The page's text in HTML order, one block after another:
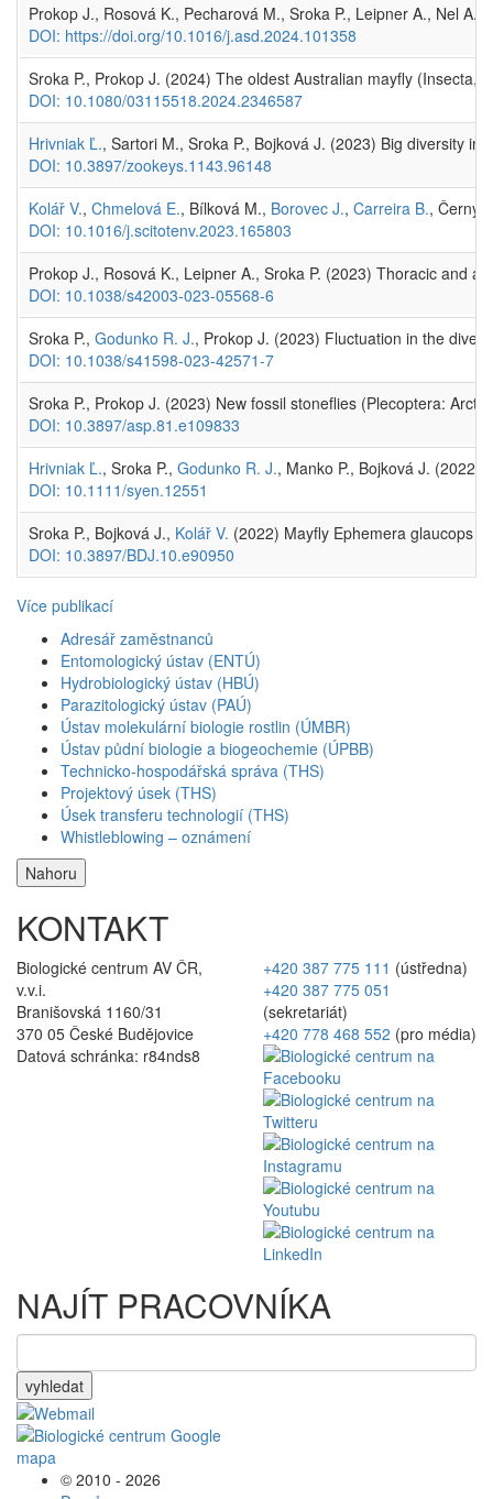
Prokop J., Rosová K., Pecharová M., Sroka P., Leipner A., Nel
DOI: https://doi.org/10.1016/j.asd.2024.101358
Sroka P., Prokop J. (2024) The oldest Australian mayfly
DOI: 10.1080/03115518.2024.2346587
Hrivniak Ľ., Sartori M., Sroka P., Bojková J. (2023) Big diversity
DOI: 10.3897/zookeys.1143.96148
Kolář V., Chmelová E., Bílková M., Borovec J., Carreira B., Černý
DOI: 10.1016/j.scitotenv.2023.165803
Prokop J., Rosová K., Leipner A., Sroka P. (2023) Thoracic and
DOI: 10.1038/s42003-023-05568-6
Sroka P., Godunko R. J., Prokop J. (2023) Fluctuation in the
DOI: 10.1038/s41598-023-42571-7
Sroka P., Prokop J. (2023) New fossil stoneflies (Plecoptera:
DOI: 10.3897/asp.81.e109833
Hrivniak Ľ., Sroka P., Godunko R. J., Manko P., Bojková J.
DOI: 10.1111/syen.12551
Sroka P., Bojková J., Kolář V. (2022) Mayfly Ephemera glaucops
DOI: 10.3897/BDJ.10.e90950
Více publikací
Adresář zaměstnanců
Entomologický ústav (ENTÚ)
Hydrobiologický ústav (HBÚ)
Parazitologický ústav (PAÚ)
Ústav molekulární biologie rostlin (ÚMBR)
Ústav půdní biologie a biogeochemie (ÚPBB)
Technicko-hospodářská správa (THS)
Projektový úsek (THS)
Úsek transferu technologií (THS)
Whistleblowing – oznámení
Nahoru
KONTAKT
Biologické centrum AV ČR,
v.v.i.
Branišovská 1160/31
370 05 České Budějovice
Datová schránka: r84nds8
+420 387 775 111 (ústředna)
+420 387 775 051
(sekretariát)
+420 778 468 552 (pro média)
NAJÍT PRACOVNÍKA
vyhledat
© 2010 - 2026